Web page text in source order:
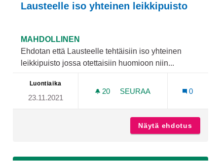
Lausteelle iso yhteinen leikkipuisto
MAHDOLLINEN
Ehdotan että Lausteelle tehtäisiin iso yhteinen
leikkipuisto jossa otettaisiin huomioon niin...
Luontiaika
23.11.2021
20 20 SEURAAJAA
SEURAA
0
Näytä ehdotus